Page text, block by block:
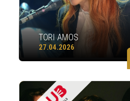
TORI AMOS
27.04.2026